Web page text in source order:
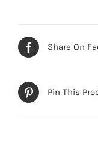
Share On
Pin This